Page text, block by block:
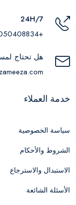
24H/7
+201050408834
هل تحتاج
خدمة العملاء
سياسة الخصوصية
الشروط والأحكام
الاستبدال والاسترجاع
الأسئلة الشائعة